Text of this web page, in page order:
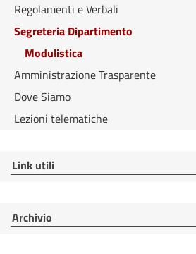
Regolamenti e Verbali
Segreteria Dipartimento
Modulistica
Amministrazione Trasparente
Dove Siamo
Lezioni telematiche
Mostra
voci
Link utili
Mostra
voci
Archivio